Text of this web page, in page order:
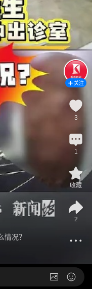
情况？
关注
3
1
收藏
2